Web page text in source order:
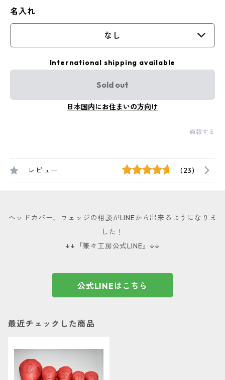
名入れ
なし
International shipping available
Sold out
日本国内にお住まいの方向け
通報する
レビュー (23)
ヘッドカバー、ウェッジの相談がLINEから出来るようになりま
した！
↓↓『兼々工房公式LINE』↓↓
公式LINEはこちら
最近チェックした商品